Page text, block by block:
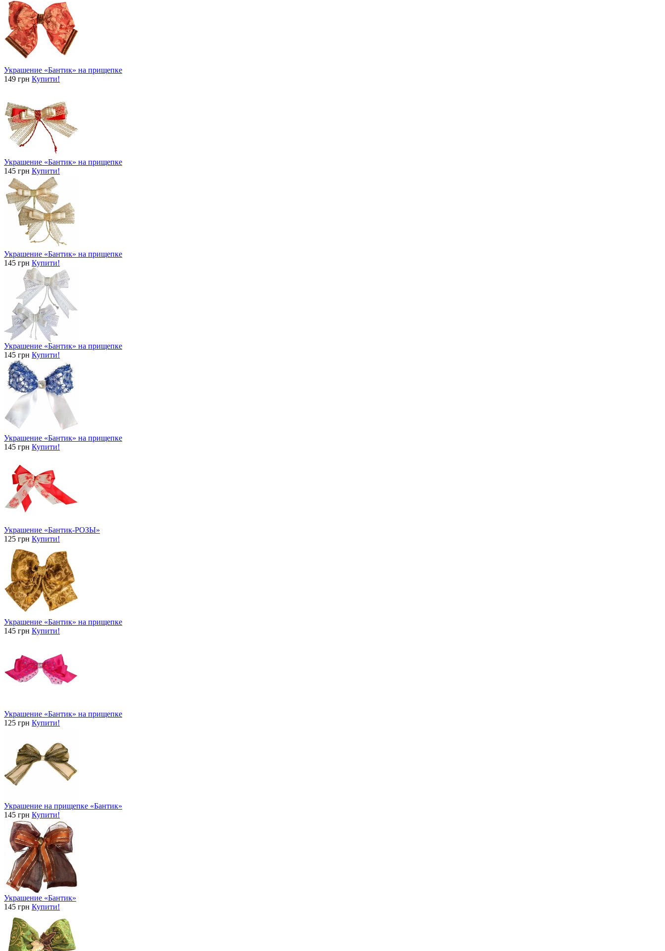
Украшение «Бантик» на прищепке
149 грн Купити!
Украшение «Бантик» на прищепке
145 грн Купити!
Украшение «Бантик» на прищепке
145 грн Купити!
Украшение «Бантик» на прищепке
145 грн Купити!
Украшение «Бантик» на прищепке
145 грн Купити!
Украшение «Бантик-РОЗЫ»
125 грн Купити!
Украшение «Бантик» на прищепке
145 грн Купити!
Украшение «Бантик» на прищепке
125 грн Купити!
Украшение на прищепке «Бантик»
145 грн Купити!
Украшение «Бантик»
145 грн Купити!